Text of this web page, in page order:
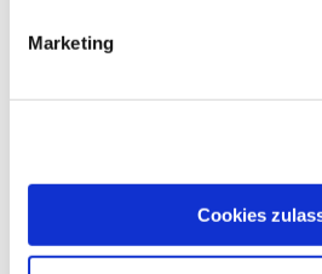
Marketing
Cookies
Letzter Beitrag
Do., 30. Jan 2025 10:37
Santander VISA Kreditkarte
Letzter Beitragvonaudiolet
Di., 28. Jan 2025 20:19
Neues BHW Portal